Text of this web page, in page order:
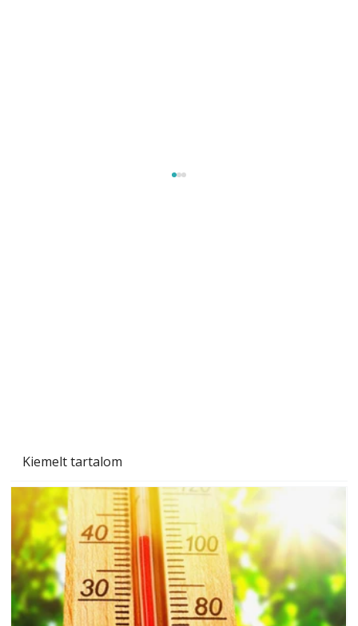
Kiemelt tartalom